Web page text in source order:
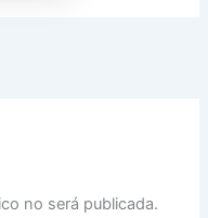
no será publicada.